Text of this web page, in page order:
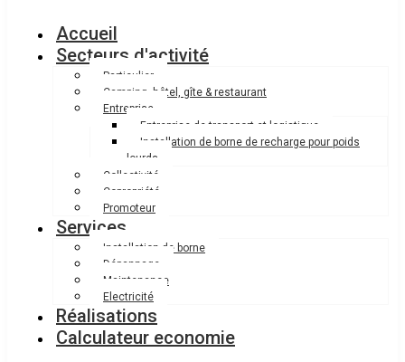
Accueil
Secteurs d'activité
Particulier
Camping, hôtel, gîte & restaurant
Entreprise
Entreprise de transport et logistique
Installation de borne de recharge pour poids
lourds
Collectivité
Copropriété
Promoteur
Services
Installation de borne
Dépannage
Maintenance
Electricité
Réalisations
Calculateur economie